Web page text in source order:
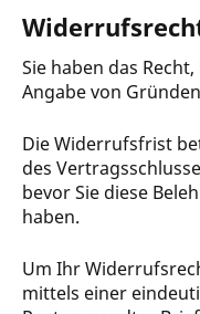
Sie haben das
Angabe von
Die Widerrufsfrist
des
bevor Sie diese
haben.
Um Ihr
mittels einer